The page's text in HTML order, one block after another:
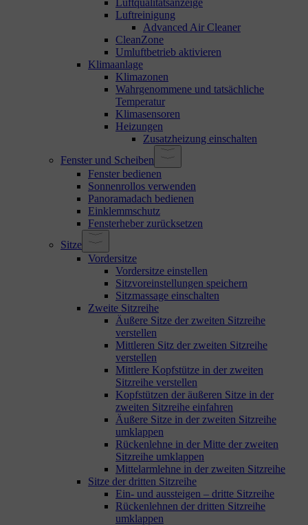
Luftreinigung
Advanced Air Cleaner
CleanZone
Umluftbetrieb aktivieren
Klimaanlage
Klimazonen
Wahrgenommene und tatsächliche
Temperatur
Klimasensoren
Heizungen
Zusatzheizung einschalten
Fenster und Scheiben
Fenster bedienen
Sonnenrollos verwenden
Panoramadach bedienen
Einklemmschutz
Fensterheber zurücksetzen
Sitze
Vordersitze
Vordersitze einstellen
Sitzvoreinstellungen speichern
Sitzmassage einschalten
Zweite Sitzreihe
Äußere Sitze der zweiten Sitzreihe
verstellen
Mittleren Sitz der zweiten Sitzreihe
verstellen
Mittlere Kopfstütze in der zweiten
Sitzreihe verstellen
Kopfstützen der äußeren Sitze in der
zweiten Sitzreihe einfahren
Äußere Sitze in der zweiten Sitzreihe
umklappen
Rückenlehne in der Mitte der zweiten
Sitzreihe umklappen
Mittelarmlehne in der zweiten Sitzreihe
Sitze der dritten Sitzreihe
Ein- und aussteigen – dritte Sitzreihe
Rückenlehnen der dritten Sitzreihe
umklappen